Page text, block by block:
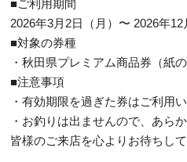
■ご利用期間
2026年3月2日（月）〜 2026年
■対象の券種
・秋田県プレミアム商品券（紙
■注意事項
・有効期限を過ぎた券はご利用
・お釣りは出ませんので、あら
皆様のご来店を心よりお待ちして